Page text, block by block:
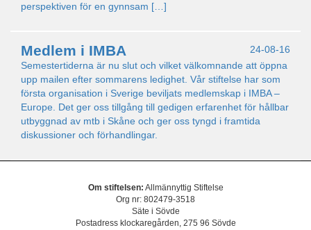
perspektiven för en gynnsam […]
24-08-16
Medlem i IMBA
Semestertiderna är nu slut och vilket välkomnande att öppna
upp mailen efter sommarens ledighet. Vår stiftelse har som
första organisation i Sverige beviljats medlemskap i IMBA –
Europe. Det ger oss tillgång till gedigen erfarenhet för hållbar
utbyggnad av mtb i Skåne och ger oss tyngd i framtida
diskussioner och förhandlingar.
Om stiftelsen: Allmännyttig Stiftelse
Org nr: 802479-3518
Säte i Sövde
Postadress klockaregården, 275 96 Sövde